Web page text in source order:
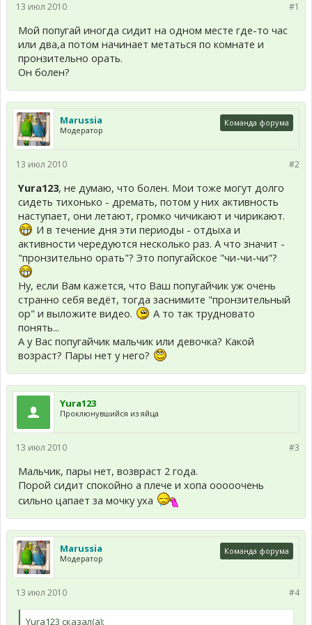
#1
13 июл 2010
Мой попугай иногда сидит на одном месте где-то час
или два,а потом начинает метаться по комнате и
пронзительно орать.
Он болен?
Marussia
Модератор
Команда форума
#2
13 июл 2010
Yura123, не думаю, что болен. Мои тоже могут долго
сидеть тихонько - дремать, потом у них активность
наступает, они летают, громко чичикают и чирикают.
И в течение дня эти периоды - отдыха и
активности чередуются несколько раз. А что значит -
"пронзительно орать"? Это попугайское "чи-чи-чи"?
Ну, если Вам кажется, что Ваш попугайчик уж очень
странно себя ведёт, тогда заснимите "пронзительный
ор" и выложите видео.
А то так трудновато
понять...
А у Вас попугайчик мальчик или девочка? Какой
возраст? Пары нет у него?
Yura123
Проклюнувшийся из яйца
#3
13 июл 2010
Мальчик, пары нет, возвраст 2 года.
Порой сидит спокойно а плече и хопа ооооочень
сильно цапает за мочку уха
Marussia
Модератор
Команда форума
#4
13 июл 2010
Yura123 сказал(а):